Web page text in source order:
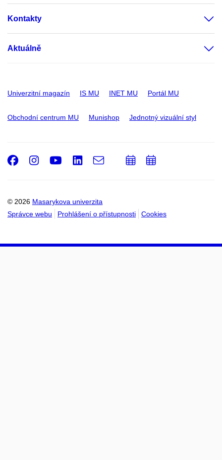
Kontakty
Aktuálně
Univerzitní magazín IS MU INET MU Portál MU
Obchodní centrum MU Munishop Jednotný vizuální styl
© 2026 Masarykova univerzita
Správce webu
Prohlášení o přístupnosti Cookies
Facebook
Instagram
Youtube
LinkedIn
e-
PřidatPřidat